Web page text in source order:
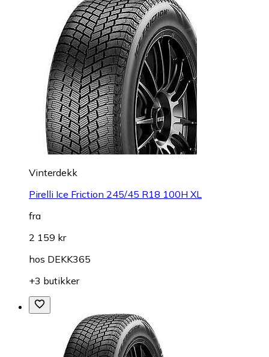
Vinterdekk
Pirelli Ice Friction 245/45 R18 100H XL
fra
2 159 kr
hos DEKK365
+3 butikker